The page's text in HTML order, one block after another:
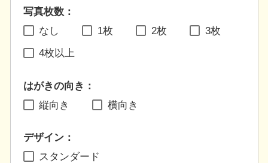
写真枚数：
なし
1枚 2枚 3枚
4枚以上
はがきの向き：
縦向き
横向き
デザイン：
スタンダード